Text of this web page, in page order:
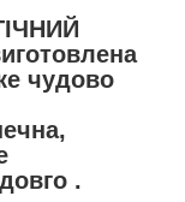
чудово
.